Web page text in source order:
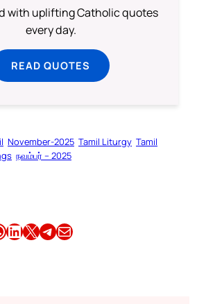
with uplifting Catholic quotes
every day.
READ QUOTES
November-2025 Tamil Liturgy Tamil
நவம்பர் – 2025
Share this article on LinkedIn Share this article on X Share this article on TelegramEmail this Article